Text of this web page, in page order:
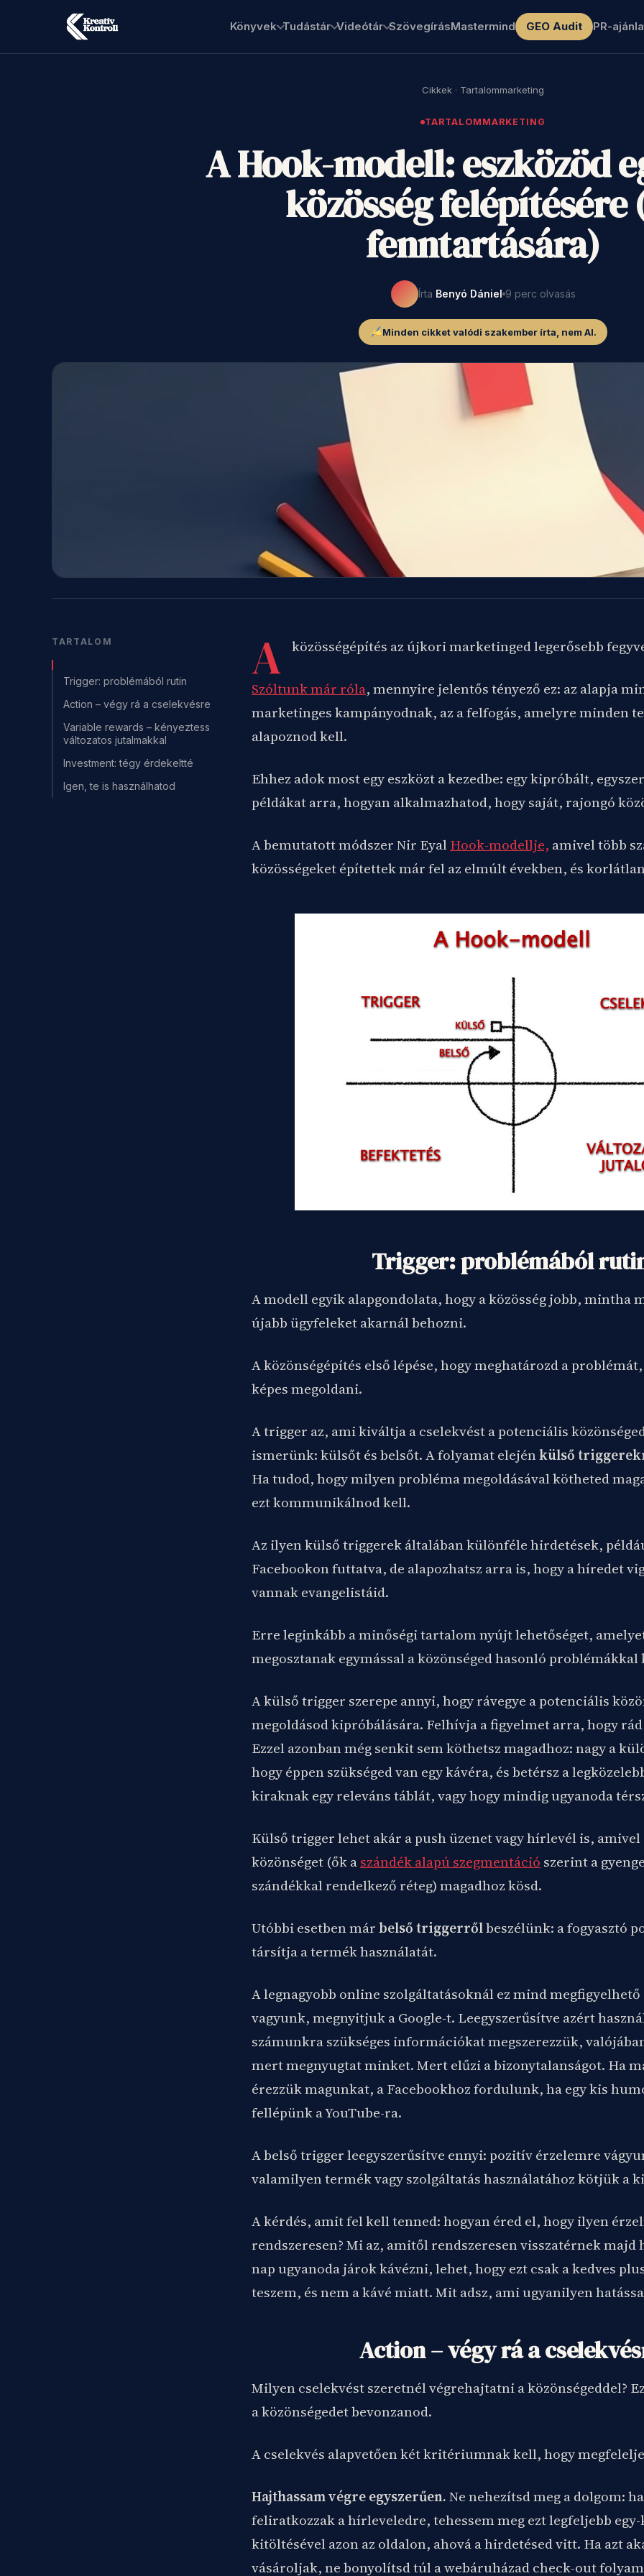
Könyvek Tudástár Videótár SzövegírásMastermind GEO Audit PR-
Cikkek · Tartalommarketing
TARTALOMMARKETING
A Hook-modell: eszközöd
közösség felépítésére
fenntartására)
Írta Benyó Dániel 9 perc olvasás
Minden cikket valódi szakember írta, nem AI.
TARTALOM
Trigger: problémából rutin
Action – végy rá a cselekvésre
Variable rewards – kényeztess
változatos jutalmakkal
Investment: tégy érdekeltté
Igen, te is használhatod
A közösségépítés az újkori marketinged legerősebb
Szóltunk már róla, mennyire jelentős tényező ez: az alapja
marketinges kampányodnak, az a felfogás, amelyre minden
alapoznod kell.
Ehhez adok most egy eszközt a kezedbe: egy kipróbált,
példákat arra, hogyan alkalmazhatod, hogy saját, rajongó
A bemutatott módszer Nir EyalHook-modellje, amivel több
közösségeket építettek már fel az elmúlt években, és
Trigger: problémából
A modell egyik alapgondolata, hogy a közösség jobb, mintha
újabb ügyfeleket akarnál behozni.
A közönségépítés első lépése, hogy meghatározd a
képes megoldani.
A trigger az, ami kiváltja a cselekvést a potenciális
ismerünk: külsőt és belsőt. A folyamat elejénkülső
Ha tudod, hogy milyen probléma megoldásával kötheted
ezt kommunikálnod kell.
Az ilyen külső triggerek általában különféle hirdetések,
Facebookon futtatva, de alapozhatsz arra is, hogy a híredet
vannak evangelistáid.
Erre leginkább a minőségi tartalom nyújt lehetőséget,
megosztanak egymással a közönséged hasonló problémákkal
A külső trigger szerepe annyi, hogy rávegye a potenciális
megoldásod kipróbálására. Felhívja a figyelmet arra, hogy
Ezzel azonban még senkit sem köthetsz magadhoz: nagy a
hogy éppen szükséged van egy kávéra, és betérsz a
kiraknak egy releváns táblát, vagy hogy mindig ugyanoda
Külső trigger lehet akár a push üzenet vagy hírlevél is,
közönséget (ők aszándék alapú szegmentáció szerint a
szándékkal rendelkező réteg) magadhoz kösd.
Utóbbi esetben márbelső triggerrőlbeszélünk: a fogyasztó
társítja a termék használatát.
A legnagyobb online szolgáltatásoknál ez mind
vagyunk, megnyitjuk a Google-t. Leegyszerűsítve azért
számunkra szükséges információkat megszerezzük,
mert megnyugtat minket. Mert elűzi a bizonytalanságot. Ha
érezzük magunkat, a Facebookhoz fordulunk, ha egy kis
fellépünk a YouTube-ra.
A belső trigger leegyszerűsítve ennyi: pozitív érzelemre
valamilyen termék vagy szolgáltatás használatához kötjük a
A kérdés, amit fel kell tenned: hogyan éred el, hogy ilyen
rendszeresen? Mi az, amitől rendszeresen visszatérnek majd
nap ugyanoda járok kávézni, lehet, hogy ezt csak a kedves
teszem, és nem a kávé miatt. Mit adsz, ami ugyanilyen
Action – végy rá a
Milyen cselekvést szeretnél végrehajtatni a közönségeddel?
a közönségedet bevonzanod.
A cselekvés alapvetően két kritériumnak kell, hogy
Hajthassam végre egyszerűen.Ne nehezítsd meg a dolgom:
feliratkozzak a hírleveledre, tehessem meg ezt legfeljebb
kitöltésével azon az oldalon, ahová a hirdetésed vitt. Ha azt
vásároljak, ne bonyolítsd túl a webáruházad check-out